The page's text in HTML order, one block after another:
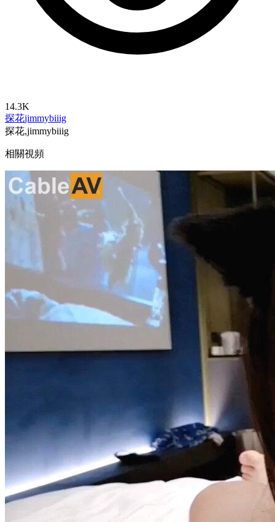
14.3K
探花jimmybiiig
探花,jimmybiiig
相關視頻